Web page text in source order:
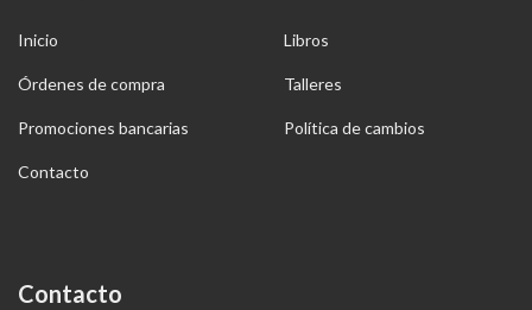
Inicio Libros
Órdenes de compra Talleres
Promociones bancarias Política de cambios
Contacto
Contacto